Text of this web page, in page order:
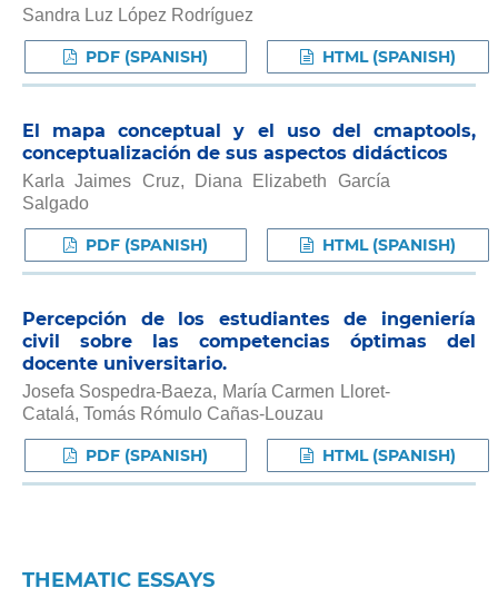
Sandra Luz López Rodríguez
PDF (SPANISH) HTML (SPANISH)
El mapa conceptual y el uso del cmaptools,
conceptualización de sus aspectos didácticos
Karla Jaimes Cruz, Diana Elizabeth García
Salgado
PDF (SPANISH) HTML (SPANISH)
Percepción de los estudiantes de ingeniería
civil sobre las competencias óptimas del
docente universitario.
Josefa Sospedra-Baeza, María Carmen Lloret-
Catalá, Tomás Rómulo Cañas-Louzau
PDF (SPANISH) HTML (SPANISH)
THEMATIC ESSAYS